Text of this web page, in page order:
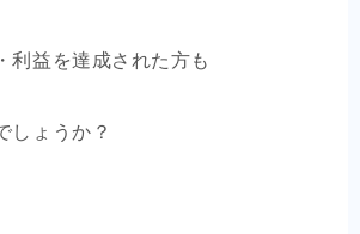
利益を達成された方も
しょうか？